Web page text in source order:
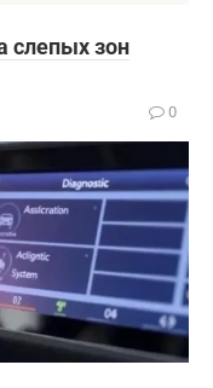
слепых зон
0